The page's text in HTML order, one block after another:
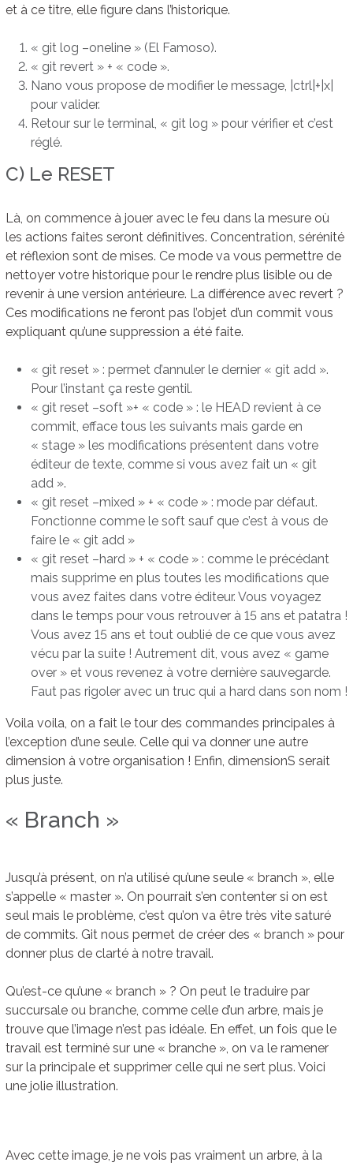
et à ce titre, elle figure dans l’historique.
« git log –oneline » (El Famoso).
« git revert » + « code ».
Nano vous propose de modifier le message, |ctrl|+|x|
pour valider.
Retour sur le terminal, « git log » pour vérifier et c’est
réglé.
C) Le RESET
Là, on commence à jouer avec le feu dans la mesure où
les actions faites seront définitives. Concentration, sérénité
et réflexion sont de mises. Ce mode va vous permettre de
nettoyer votre historique pour le rendre plus lisible ou de
revenir à une version antérieure. La différence avec revert ?
Ces modifications ne feront pas l’objet d’un commit vous
expliquant qu’une suppression a été faite.
« git reset » : permet d’annuler le dernier « git add ».
Pour l’instant ça reste gentil.
« git reset –soft »+ « code » : le HEAD revient à ce
commit, efface tous les suivants mais garde en
« stage » les modifications présentent dans votre
éditeur de texte, comme si vous avez fait un « git
add ».
« git reset –mixed » + « code » : mode par défaut.
Fonctionne comme le soft sauf que c’est à vous de
faire le « git add »
« git reset –hard » + « code » : comme le précédant
mais supprime en plus toutes les modifications que
vous avez faites dans votre éditeur. Vous voyagez
dans le temps pour vous retrouver à 15 ans et patatra !
Vous avez 15 ans et tout oublié de ce que vous avez
vécu par la suite ! Autrement dit, vous avez « game
over » et vous revenez à votre dernière sauvegarde.
Faut pas rigoler avec un truc qui a hard dans son nom !
Voila voila, on a fait le tour des commandes principales à
l’exception d’une seule. Celle qui va donner une autre
dimension à votre organisation ! Enfin, dimensionS serait
plus juste.
« Branch »
Jusqu’à présent, on n’a utilisé qu’une seule « branch », elle
s’appelle « master ». On pourrait s’en contenter si on est
seul mais le problème, c’est qu’on va être très vite saturé
de commits. Git nous permet de créer des « branch » pour
donner plus de clarté à notre travail.
Qu’est-ce qu’une « branch » ? On peut le traduire par
succursale ou branche, comme celle d’un arbre, mais je
trouve que l’image n’est pas idéale. En effet, un fois que le
travail est terminé sur une « branche », on va le ramener
sur la principale et supprimer celle qui ne sert plus. Voici
une jolie illustration.
Avec cette image, je ne vois pas vraiment un arbre, à la